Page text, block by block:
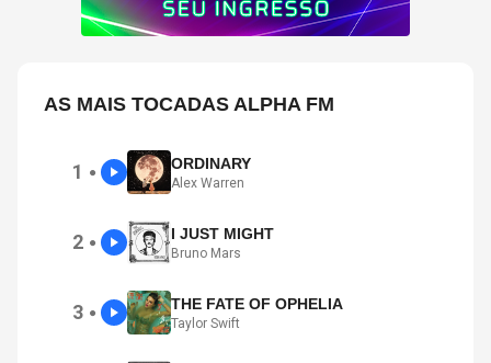
AS MAIS TOCADAS ALPHA FM
1 ● ORDINARY
Alex Warren
2 ● I JUST MIGHT
Bruno Mars
3 ● THE FATE OF OPHELIA
Taylor Swift